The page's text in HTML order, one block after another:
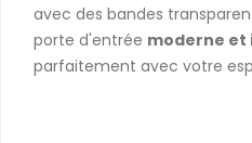
avec des bandes
porte d'entrée moderne et
parfaitement avec votre